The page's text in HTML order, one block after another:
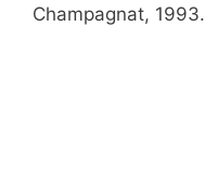
Champagnat, 1993.